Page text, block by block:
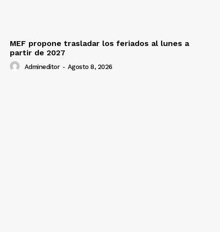
MEF propone trasladar los feriados al lunes a
partir de 2027
Admineditor - Agosto 8, 2026